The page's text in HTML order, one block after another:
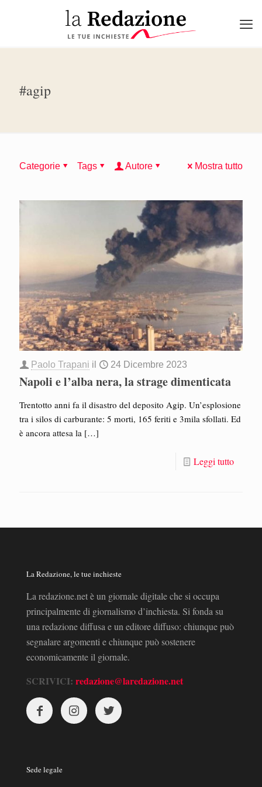
#agip
Categorie Tags Autore Mostra tutto
Paolo Trapani il 24 Dicembre 2023
Napoli e l’alba nera, la strage dimenticata
Trentotto anni fa il disastro del deposito Agip. Un’esplosione
tra i silos di carburante: 5 morti, 165 feriti e 3mila sfollati. Ed
è ancora attesa la […]
Leggi tutto
La Redazione, le tue inchieste
La redazione.net è un giornale digitale che si occupa
principalmente di giornalismo d’inchiesta. Si fonda su
una redazione diffusa e un editore diffuso: chiunque può
segnalare argomenti e chiunque può sostenere
economicamente il giornale.
SCRIVICI: redazione@laredazione.net
Sede legale